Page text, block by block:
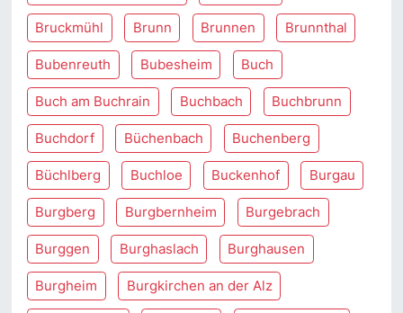
Bruckmühl Brunn Brunnen Brunnthal
Bubenreuth Bubesheim Buch
Buch am Buchrain Buchbach Buchbrunn
Buchdorf Büchenbach Buchenberg
Büchlberg Buchloe Buckenhof Burgau
Burgberg Burgbernheim Burgebrach
Burggen Burghaslach Burghausen
Burgheim Burgkirchen an der Alz